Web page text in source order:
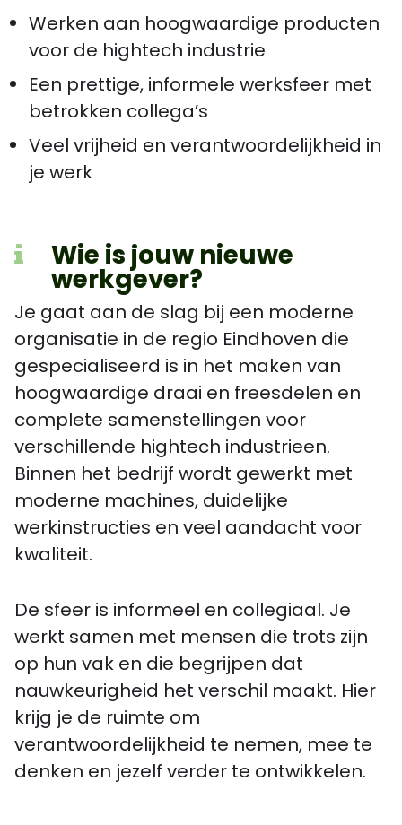
Werken aan hoogwaardige producten
voor de hightech industrie
Een prettige, informele werksfeer met
betrokken collega’s
Veel vrijheid en verantwoordelijkheid in
je werk
Wie is jouw nieuwe
werkgever?
Je gaat aan de slag bij een moderne
organisatie in de regio Eindhoven die
gespecialiseerd is in het maken van
hoogwaardige draai en freesdelen en
complete samenstellingen voor
verschillende hightech industrieen.
Binnen het bedrijf wordt gewerkt met
moderne machines, duidelijke
werkinstructies en veel aandacht voor
kwaliteit.
De sfeer is informeel en collegiaal. Je
werkt samen met mensen die trots zijn
op hun vak en die begrijpen dat
nauwkeurigheid het verschil maakt. Hier
krijg je de ruimte om
verantwoordelijkheid te nemen, mee te
denken en jezelf verder te ontwikkelen.